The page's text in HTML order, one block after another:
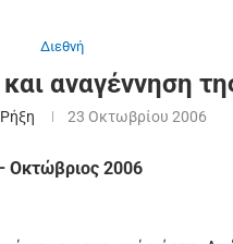
Διεθνή
αναγέννηση
23 Οκτωβρίου 2006
Οκτώβριος 2006